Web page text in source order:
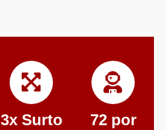
3x Surto
72 por